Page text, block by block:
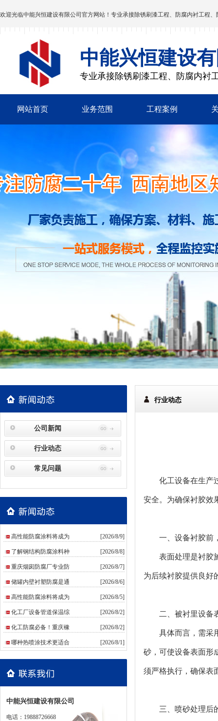
欢迎光临中能兴恒建设有限公司 官方网站！专业承接除锈刷漆工程、防腐内衬工程
中能兴恒建设
专业承接除锈刷漆工程、防腐内衬
网站首页 业务范围 工程案例
公司新闻
行业动态
常见问题
高性能防腐涂料将成为 [2026/8/9]
了解钢结构防腐涂料种 [2026/8/8]
重庆烟囱防腐厂专业防 [2026/8/7]
储罐内壁衬塑防腐是通 [2026/8/6]
高性能防腐涂料将成为 [2026/8/5]
化工厂设备管道保温综 [2026/8/2]
化工防腐必备！重庆橡 [2026/8/2]
哪种热喷涂技术更适合 [2026/8/1]
中能兴恒建设有限公司
电话：19888726668
行业动态
化工设备在生产过
安全。为确保衬胶效
一、设备衬胶前
表面处理是衬胶
为后续衬胶提供良好
二、被衬里设备
具体而言，需采
砂，可使设备表面形
须严格执行，确保表
三、喷砂处理后